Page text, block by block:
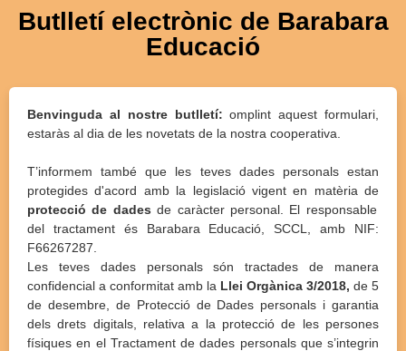
Butlletí electrònic de Barabara
Educació
Benvinguda al nostre butlletí: omplint aquest formulari,
estaràs al dia de les novetats de la nostra cooperativa.
T’informem també que les teves dades personals estan
protegides d'acord amb la legislació vigent en matèria de
protecció de dades de caràcter personal. El responsable
del tractament és Barabara Educació, SCCL, amb NIF:
F66267287.
Les teves dades personals són tractades de manera
confidencial a conformitat amb la Llei Orgànica 3/2018, de 5
de desembre, de Protecció de Dades personals i garantia
dels drets digitals, relativa a la protecció de les persones
físiques en el Tractament de dades personals que s’integrin